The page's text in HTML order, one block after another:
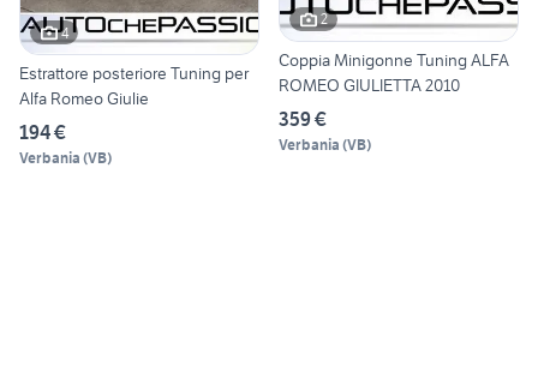
4
Estrattore posteriore Tuning per
Alfa Romeo Giulie
194 €
Verbania (VB)
2
Coppia Minigonne Tuning ALFA
ROMEO GIULIETTA 2010
359 €
Verbania (VB)